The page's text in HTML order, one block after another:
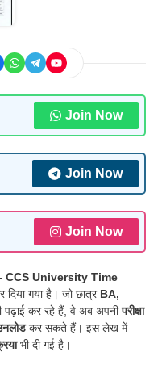
Join Now
Join Now
Join Now
CCS University Time
गया है। जो छात्र BA,
पढ़ाई कर रहे हैं, वे अब अपनीपरीक्षा
कर सकते हैं। इस लेख में
भी दी गई है।